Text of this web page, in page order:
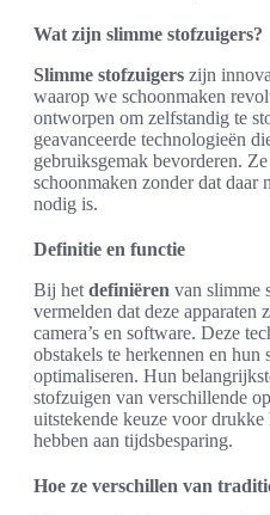
Wat zijn slimme stofzuigers?
Slimme stofzuigers zijn
waarop we schoonmaken
ontworpen om zelfstandig te
geavanceerde technologieën
gebruiksgemak bevorderen.
schoonmaken zonder dat daar
nodig is.
Definitie en functie
Bij het definiëren van slimme
vermelden dat deze apparaten
camera’s en software. Deze
obstakels te herkennen en hun
optimaliseren. Hun
stofzuigen van verschillende
uitstekende keuze voor drukke
hebben aan tijdsbesparing.
Hoe ze verschillen van